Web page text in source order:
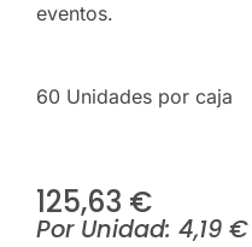
eventos.
60 Unidades por caja
125,63 €
Por Unidad: 4,19 €